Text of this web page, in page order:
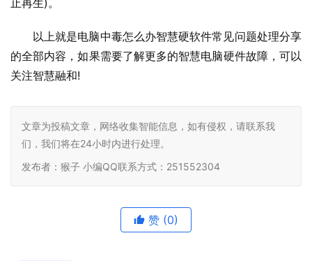
以上就是电脑中毒怎么办智慧硬软件常见问题处理分享
的全部内容，如果需要了解更多的智慧电脑硬件故障，可以
关注智慧融和
文章为投稿文章，网络收集智能信息，如有侵权，请联系我
们，我们将在24小时内进行处理。
发布者：猴子 小编QQ联系方式：251552304
赞 (0)